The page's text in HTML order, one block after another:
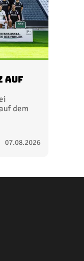
auf
dem
07.08.2026